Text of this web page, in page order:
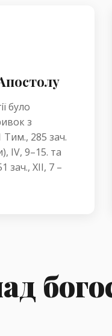
було
з
Тим., 285 зач.
IV, 9–15. та
зач., XII, 7 –